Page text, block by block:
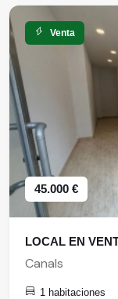
Venta
45.000 €
LOCAL EN
Canals
1 habitaciones